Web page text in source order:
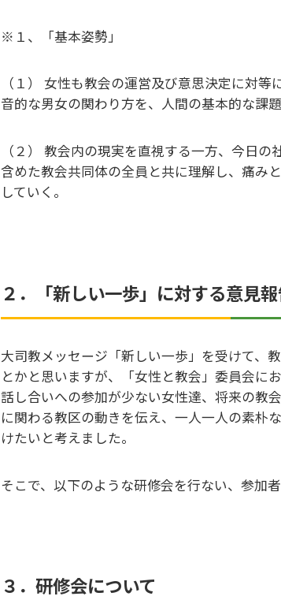
※１、「基本姿勢」
（１） 女性も教会の運営及び意思決定に対
音的な男女の関わり方を、人間の基本的な課題
（２） 教会内の現実を直視する一方、今日
含めた教会共同体の全員と共に理解し、痛み
していく。
２．「新しい一歩」に対する意見
大司教メッセージ「新しい一歩」を受けて、
とかと思いますが、「女性と教会」委員会に
話し合いへの参加が少ない女性達、将来の教
に関わる教区の動きを伝え、一人一人の素朴
けたいと考えました。
そこで、以下のような研修会を行ない、参加
３．研修会について